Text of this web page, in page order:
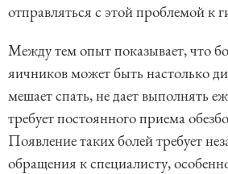
отправляться с этой проблемой к
Между тем опыт показывает, что
яичников может быть настолько
мешает спать, не дает выполнять
требует постоянного приема
Появление таких болей требует
обращения к специалисту,